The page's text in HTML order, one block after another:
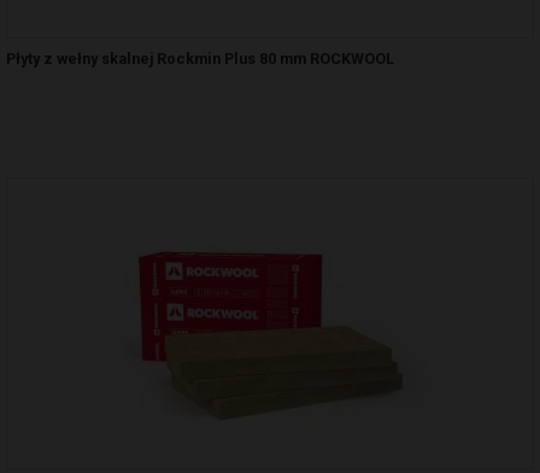
Płyty z wełny skalnej Rockmin Plus 80 mm ROCKWOOL